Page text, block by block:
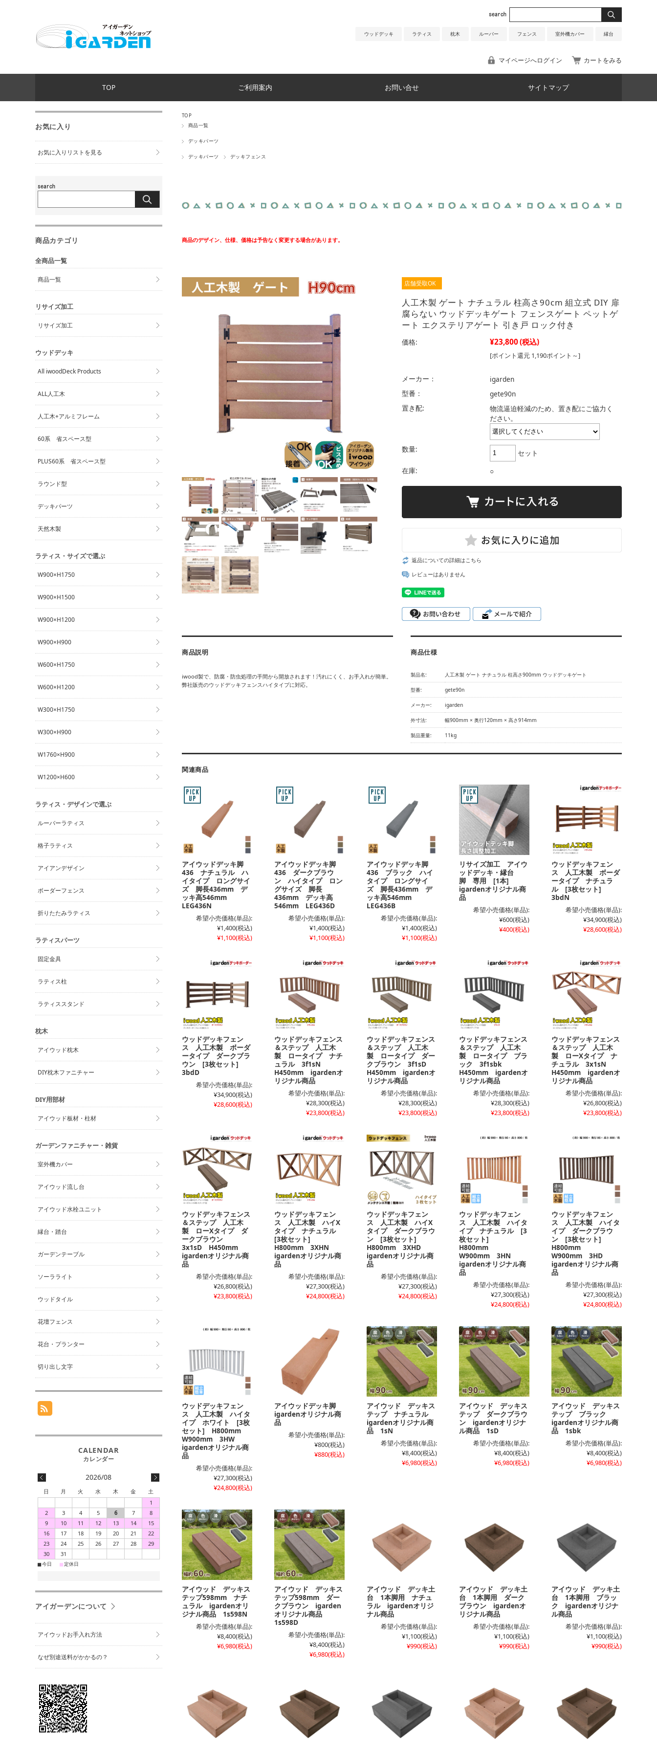
ウッドデッキ ラティス 枕木 ルーバー フェンス 室外機カバー 縁台
マイページへログイン カートをみる
TOP ご利用案内 お問い合せ サイトマップ
TOP
商品一覧
デッキパーツ
デッキパーツ デッキフェンス
商品のデザイン、仕様、価格は予告なく変更する場合があります。
店舗受取OK
人工木製 ゲート ナチュラル 柱高さ90cm 組立式 DIY 扉
腐らない ウッドデッキゲート フェンスゲート ペットゲ
ート エクステリアゲート 引き戸 ロック付き
価格: ¥23,800(税込)
[ポイント還元 1,190ポイント～]
メーカー：
igarden
型番：
gete90n
置き配:
物流逼迫軽減のため、置き配にご協力く
ださい。
数量:
セット
在庫:
○
返品についての詳細はこちら
レビューはありません
商品説明
iwood製で、防腐・防虫処理の手間から開放されます！汚れにくく、お手入れが簡単。
弊社販売のウッドデッキフェンスハイタイプに対応。
商品仕様
製品名: 人工木製 ゲート ナチュラル 柱高さ900mm ウッドデッキゲート
型番: gete90n
メーカー: igarden
外寸法: 幅900mm × 奥行120mm × 高さ914mm
製品重量: 11kg
関連商品
アイウッドデッキ脚
436 ナチュラル ハ
イタイプ ロングサイ
ズ 脚長436mm デ
ッキ高546mm
LEG436N
希望小売価格(単品):
¥1,400(税込)
¥1,100(税込)
アイウッドデッキ脚
436 ダークブラウ
ン ハイタイプ ロン
グサイズ 脚長
436mm デッキ高
546mm LEG436D
希望小売価格(単品):
¥1,400(税込)
¥1,100(税込)
アイウッドデッキ脚
436 ブラック ハイ
タイプ ロングサイ
ズ 脚長436mm デ
ッキ高546mm
LEG436B
希望小売価格(単品):
¥1,400(税込)
¥1,100(税込)
リサイズ加工 アイウ
ッドデッキ・縁台
脚 専用 [1本]
igardenオリジナル商
品
希望小売価格(単品):
¥600(税込)
¥400(税込)
ウッドデッキフェン
ス 人工木製 ボーダ
ータイプ ナチュラ
ル [3枚セット]
3bdN
希望小売価格(単品):
¥34,900(税込)
¥28,600(税込)
ウッドデッキフェン
ス 人工木製 ボーダ
ータイプ ダークブラ
ウン [3枚セット]
3bdD
希望小売価格(単品):
¥34,900(税込)
¥28,600(税込)
ウッドデッキフェンス
＆ステップ 人工木
製 ロータイプ ナチ
ュラル 3f1sN
H450mm igardenオ
リジナル商品
希望小売価格(単品):
¥28,300(税込)
¥23,800(税込)
ウッドデッキフェンス
＆ステップ 人工木
製 ロータイプ ダー
クブラウン 3f1sD
H450mm igardenオ
リジナル商品
希望小売価格(単品):
¥28,300(税込)
¥23,800(税込)
ウッドデッキフェンス
＆ステップ 人工木
製 ロータイプ ブラ
ック 3f1sbk
H450mm igardenオ
リジナル商品
希望小売価格(単品):
¥28,300(税込)
¥23,800(税込)
ウッドデッキフェンス
＆ステップ 人工木
製 ローXタイプ ナ
チュラル 3x1sN
H450mm igardenオ
リジナル商品
希望小売価格(単品):
¥26,800(税込)
¥23,800(税込)
ウッドデッキフェンス
＆ステップ 人工木
製 ローXタイプ ダ
ークブラウン
3x1sD H450mm
igardenオリジナル商
品
希望小売価格(単品):
¥26,800(税込)
¥23,800(税込)
ウッドデッキフェン
ス 人工木製 ハイX
タイプ ナチュラル
[3枚セット]
H800mm 3XHN
igardenオリジナル商
品
希望小売価格(単品):
¥27,300(税込)
¥24,800(税込)
ウッドデッキフェン
ス 人工木製 ハイX
タイプ ダークブラウ
ン [3枚セット]
H800mm 3XHD
igardenオリジナル商
品
希望小売価格(単品):
¥27,300(税込)
¥24,800(税込)
ウッドデッキフェン
ス 人工木製 ハイタ
イプ ナチュラル [3
枚セット]
H800mm
W900mm 3HN
igardenオリジナル商
品
希望小売価格(単品):
¥27,300(税込)
¥24,800(税込)
ウッドデッキフェン
ス 人工木製 ハイタ
イプ ダークブラウ
ン [3枚セット]
H800mm
W900mm 3HD
igardenオリジナル商
品
希望小売価格(単品):
¥27,300(税込)
¥24,800(税込)
ウッドデッキフェン
ス 人工木製 ハイタ
イプ ホワイト [3枚
セット] H800mm
W900mm 3HW
igardenオリジナル商
品
希望小売価格(単品):
¥27,300(税込)
¥24,800(税込)
アイウッドデッキ脚
igardenオリジナル商
品
希望小売価格(単品):
¥800(税込)
¥880(税込)
アイウッド デッキス
テップ ナチュラル
igardenオリジナル商
品 1sN
希望小売価格(単品):
¥8,400(税込)
¥6,980(税込)
アイウッド デッキス
テップ ダークブラウ
ン igardenオリジナ
ル商品 1sD
希望小売価格(単品):
¥8,400(税込)
¥6,980(税込)
アイウッド デッキス
テップ ブラック
igardenオリジナル商
品 1sbk
希望小売価格(単品):
¥8,400(税込)
¥6,980(税込)
アイウッド デッキス
テップ598mm ナチ
ュラル igardenオリ
ジナル商品 1s598N
希望小売価格(単品):
¥8,400(税込)
¥6,980(税込)
アイウッド デッキス
テップ598mm ダー
クブラウン igarden
オリジナル商品
1s598D
希望小売価格(単品):
¥8,400(税込)
¥6,980(税込)
アイウッド デッキ土
台 1本脚用 ナチュ
ラル igardenオリジ
ナル商品
希望小売価格(単品):
¥1,100(税込)
¥990(税込)
アイウッド デッキ土
台 1本脚用 ダーク
ブラウン igardenオ
リジナル商品
希望小売価格(単品):
¥1,100(税込)
¥990(税込)
アイウッド デッキ土
台 1本脚用 ブラッ
ク igardenオリジナ
ル商品
希望小売価格(単品):
¥1,100(税込)
¥990(税込)
お気に入り
お気に入りリストを見る
商品カテゴリ
全商品一覧
商品一覧
リサイズ加工
リサイズ加工
ウッドデッキ
All iwoodDeck Products
ALL人工木
人工木+アルミフレーム
60系 省スペース型
PLUS60系 省スペース型
ラウンド型
デッキパーツ
天然木製
ラティス・サイズで選ぶ
W900×H1750
W900×H1500
W900×H1200
W900×H900
W600×H1750
W600×H1200
W300×H1750
W300×H900
W1760×H900
W1200×H600
ラティス・デザインで選ぶ
ルーバーラティス
格子ラティス
アイアンデザイン
ボーダーフェンス
折りたたみラティス
ラティスパーツ
固定金具
ラティス柱
ラティススタンド
枕木
アイウッド枕木
DIY枕木ファニチャー
DIY用部材
アイウッド板材・柱材
ガーデンファニチャー・雑貨
室外機カバー
アイウッド流し台
アイウッド水栓ユニット
縁台・踏台
ガーデンテーブル
ソーラライト
ウッドタイル
花壇フェンス
花台・プランター
切り出し文字
2026/08
日 月 火 水 木 金
土
1
2
3 4 5 6 7
8
9
10 11 12 13 14
15
16
17 18 19 20 21
22
23
24 25 26 27 28
29
30
31
■今日 ■定休日
アイガーデンについて
アイウッドお手入れ方法
なぜ別途送料がかかるの？